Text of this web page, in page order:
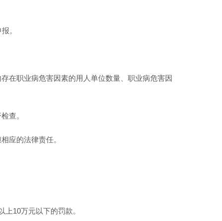
。
在职业病危害因素的用人单位数量、职业病危害因
查。
应的法律责任。
10万元以下的罚款。